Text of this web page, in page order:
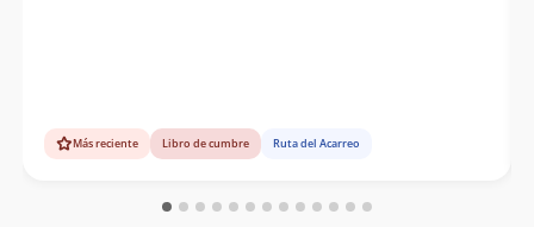
Más reciente Libro de cumbre Ruta del Acarreo